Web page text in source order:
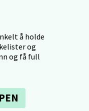
å holde
og
og få full